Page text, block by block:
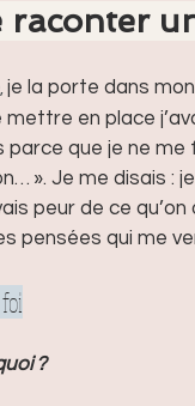
raconter
, je la porte dans
en place
parce que je ne
». Je me disais
peur de ce
pensées qui me
?